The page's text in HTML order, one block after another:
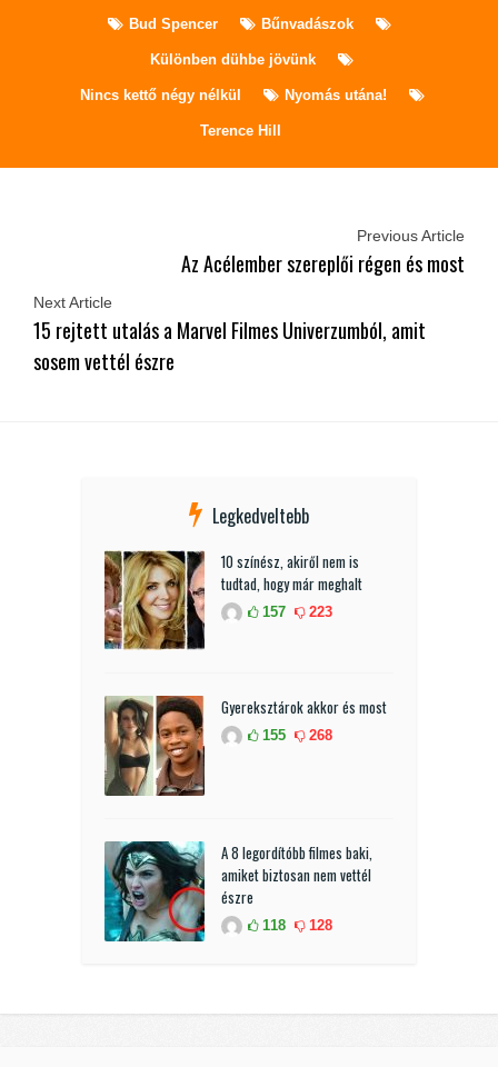
Bud Spencer Bűnvadászok
Különben dühbe jövünk
Nincs kettő négy nélkül Nyomás utána!
Terence Hill
Previous Article
Az Acélember szereplői régen és most
Next Article
15 rejtett utalás a Marvel Filmes Univerzumból, amit
sosem vettél észre
Legkedveltebb
10 színész, akiről nem is
tudtad, hogy már meghalt
157 223
Gyereksztárok akkor és most
155 268
A 8 legordítóbb filmes baki,
amiket biztosan nem vettél
észre
118 128